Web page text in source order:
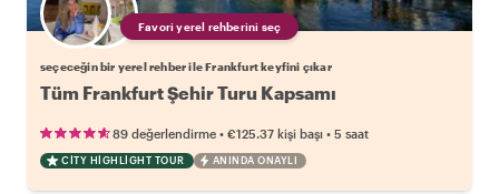
Favori yerel rehberini seç
seçeceğin bir yerel rehber ile Frankfurt keyfini çıkar
Tüm Frankfurt Şehir Turu Kapsamı
89 değerlendirme • €125.37 kişi başı • 5 saat
CITY HIGHLIGHT TOUR ANINDA ONAYLI